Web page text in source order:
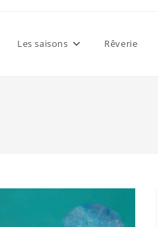
Les saisons Rêverie